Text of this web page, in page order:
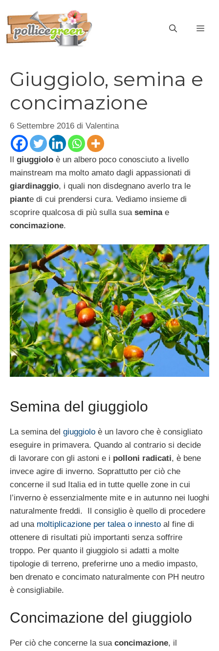
contenuto
Giuggiolo, semina e
concimazione
6 Settembre 2016 di Valentina
Il giuggiolo è un albero poco conosciuto a livello
mainstream ma molto amato dagli appassionati di
giardinaggio, i quali non disdegnano averlo tra le
piante di cui prendersi cura. Vediamo insieme di
scoprire qualcosa di più sulla sua seminae
concimazione.
Semina del giuggiolo
La semina del giuggiolo è un lavoro che è consigliato
eseguire in primavera. Quando al contrario si decide
di lavorare con gli astoni e i polloni radicati, è bene
invece agire di inverno. Soprattutto per ciò che
concerne il sud Italia ed in tutte quelle zone in cui
l’inverno è essenzialmente mite e in autunno nei luoghi
naturalmente freddi. Il consiglio è quello di procedere
ad una moltiplicazione per talea o innesto al fine di
ottenere di risultati più importanti senza soffrire
troppo. Per quanto il giuggiolo si adatti a molte
tipologie di terreno, preferirne uno a medio impasto,
ben drenato e concimato naturalmente con PH neutro
è consigliabile.
Concimazione del giuggiolo
Per ciò che concerne la sua concimazione, il